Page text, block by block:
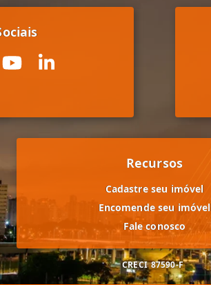
Recursos
Cadastre seu imóvel
Encomende seu imóvel
Fale conosco
CRECI 87590-F